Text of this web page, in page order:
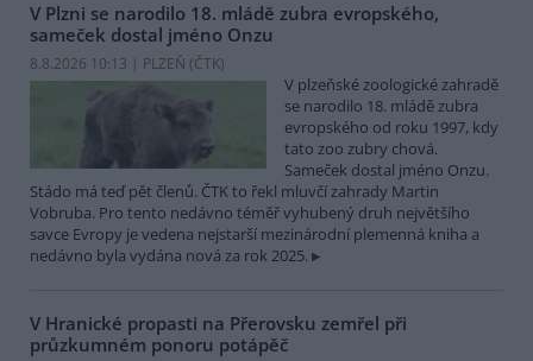
V Plzni se narodilo 18. mládě zubra evropského,
sameček dostal jméno Onzu
8.8.2026 10:13 | PLZEŇ (ČTK)
V plzeňské zoologické zahradě
se narodilo 18. mládě zubra
evropského od roku 1997, kdy
tato zoo zubry chová.
Sameček dostal jméno Onzu.
Stádo má teď pět členů. ČTK to řekl mluvčí zahrady Martin
Vobruba. Pro tento nedávno téměř vyhubený druh největšího
savce Evropy je vedena nejstarší mezinárodní plemenná kniha a
nedávno byla vydána nová za rok 2025.
V Hranické propasti na Přerovsku zemřel při
průzkumném ponoru potápěč